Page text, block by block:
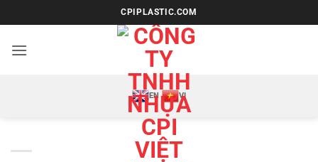
qua
nội
CPIPLASTIC.COM
EN VI